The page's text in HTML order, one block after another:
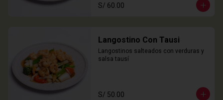
S/ 60.00
Langostino Con Tausi
Langostinos salteados con verduras y
salsa tausí
S/ 50.00